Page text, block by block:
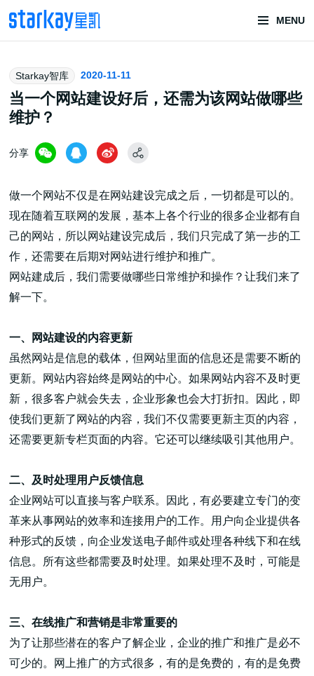
MENU
头部潮玩
技术服务商
潮玩技术解决方案
高端网站建设
Starkay智库 2020-11-11
当一个网站建设好后，还需为该网站做哪些
维护？
分享
做一个网站不仅是在网站建设完成之后，一切都是可以的。
现在随着互联网的发展，基本上各个行业的很多企业都有自
己的网站，所以网站建设完成后，我们只完成了第一步的工
作，还需要在后期对网站进行维护和推广。
网站建成后，我们需要做哪些日常维护和操作？让我们来了
解一下。
一、网站建设的内容更新
虽然网站是信息的载体，但网站里面的信息还是需要不断的
更新。网站内容始终是网站的中心。如果网站内容不及时更
新，很多客户就会失去，企业形象也会大打折扣。因此，即
使我们更新了网站的内容，我们不仅需要更新主页的内容，
还需要更新专栏页面的内容。它还可以继续吸引其他用户。
二、及时处理用户反馈信息
企业网站可以直接与客户联系。因此，有必要建立专门的变
革来从事网站的效率和连接用户的工作。用户向企业提供各
种形式的反馈，向企业发送电子邮件或处理各种线下和在线
信息。所有这些都需要及时处理。如果处理不及时，可能是
无用户。
三、在线推广和营销是非常重要的
为了让那些潜在的客户了解企业，企业的推广和推广是必不
可少的。网上推广的方式很多，有的是免费的，有的是免费